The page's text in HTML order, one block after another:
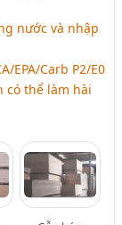
nước và nhập
EPA/Carb P2/E0
có thể làm hài